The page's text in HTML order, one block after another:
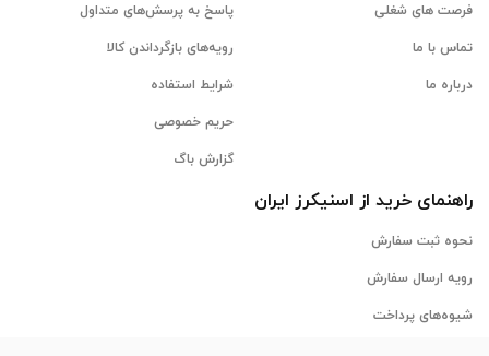
فرصت های شغلی
تماس با ما
درباره ما
پاسخ به پرسش‌های متداول
رویه‌های بازگرداندن کالا
شرایط استفاده
حریم خصوصی
گزارش باگ
راهنمای خرید از اسنیکرز ایران
نحوه ثبت سفارش
رویه ارسال سفارش
شیوه‌های پرداخت